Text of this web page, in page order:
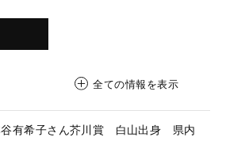
全ての情報を表示
有希子さん芥川賞 白山出身 県内